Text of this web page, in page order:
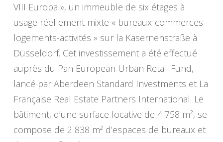
VIII Europa », un immeuble de six étages à
usage réellement mixte « bureaux-commerces-
logements-activités » sur la Kasernenstraße à
Düsseldorf. Cet investissement a été effectué
auprès du Pan European Urban Retail Fund,
lancé par Aberdeen Standard Investments et La
Française Real Estate Partners International. Le
bâtiment, d’une surface locative de 4 758 m², se
compose de 2 838 m² d’espaces de bureaux et